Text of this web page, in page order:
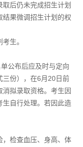
后仍未完成招生计划
果微调招生计划的权
生。
公布后应及时与定向
三份），在6月20日前
拟录取资格。考生因
生自行处理。若因此造
，检查血压、身高、体